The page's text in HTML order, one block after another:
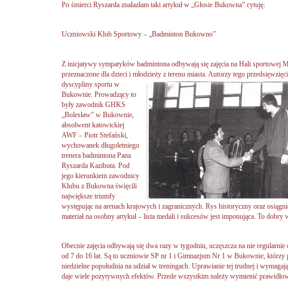
Po śmierci Ryszarda znalazłam taki artykuł w „Głosie Bukowna” cytuję:
Uczniowski Klub Sportowy – „Badminton Bukowno”
Z inicjatywy sympatyków badmintona odbywają się zajęcia na Hali sportowej
przeznaczone dla dzieci i młodzieży z terenu miasta. Autorzy tego
dyscypliny sportu w
Bukownie. Prowadzący to
były zawodnik GHKS
„Bolesław” w Bukownie,
absolwent katowickiej
AWF – Piotr Stefański,
wychowanek długoletniego
trenera badmintona Pana
Ryszarda Kazibuta. Pod
jego kierunkiem zawodnicy
Klubu z Bukowna święcili
największe triumfy
występując na arenach krajowych i zagranicznych. Rys historyczny oraz
materiał na osobny artykuł – lista medali i sukcesów jest imponująca. To dobry
Obecnie zajęcia odbywają się dwa razy w tygodniu, uczęszcza na nie
od 7 do 16 lat. Są to uczniowie SP nr 1 i Gimnazjum Nr 1 w Bukownie, którzy
niedzielne popołudnia na udział w treningach. Uprawianie tej trudnej i
daje wiele pozytywnych efektów. Przede wszystkim należy wymienić